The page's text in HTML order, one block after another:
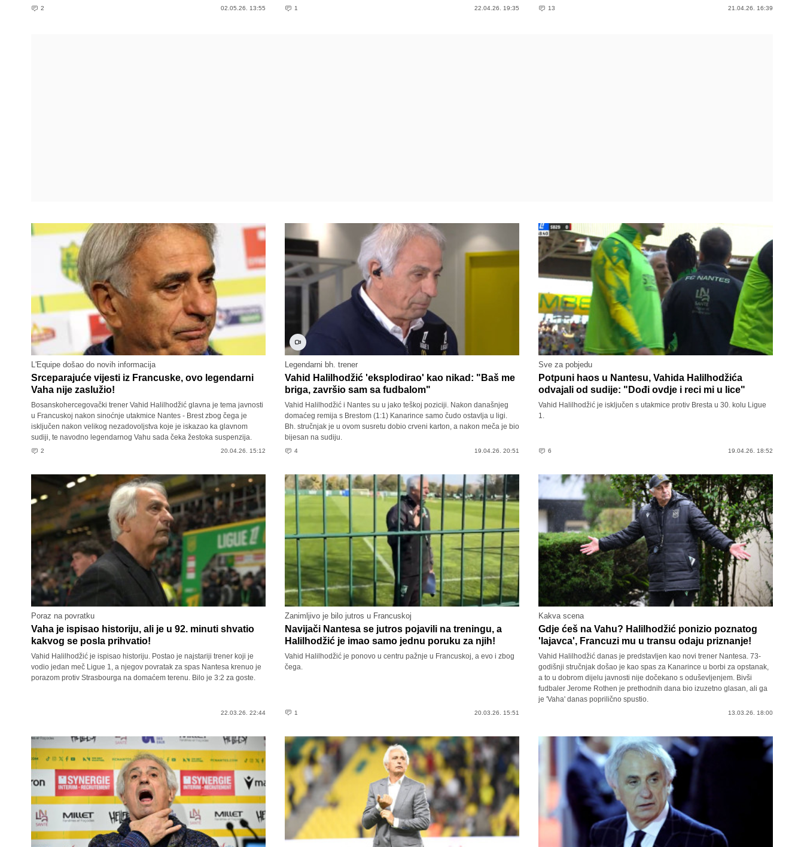
2 02.05.26. 13:55 1 22.04.26. 19:35 13 21.04.26. 16:39
L'Equipe došao do novih informacija
Srceparajuće vijesti iz Francuske, ovo legendarni
Vaha nije zaslužio!
Bosanskohercegovački trener Vahid Halilhodžić glavna je tema javnosti
u Francuskoj nakon sinoćnje utakmice Nantes - Brest zbog čega je
isključen nakon velikog nezadovoljstva koje je iskazao ka glavnom
sudiji, te navodno legendarnog Vahu sada čeka žestoka suspenzija.
2 20.04.26. 15:12
Legendarni bh. trener
Vahid Halilhodžić 'eksplodirao' kao nikad: "Baš me
briga, završio sam sa fudbalom"
Vahid Halilhodžić i Nantes su u jako teškoj poziciji. Nakon današnjeg
domaćeg remija s Brestom (1:1) Kanarince samo čudo ostavlja u ligi.
Bh. stručnjak je u ovom susretu dobio crveni karton, a nakon meča je bio
bijesan na sudiju.
4 19.04.26. 20:51
Sve za pobjedu
Potpuni haos u Nantesu, Vahida Halilhodžića
odvajali od sudije: "Dođi ovdje i reci mi u lice"
Vahid Halilhodžić je isključen s utakmice protiv Bresta u 30. kolu Ligue
1.
6 19.04.26. 18:52
Poraz na povratku
Vaha je ispisao historiju, ali je u 92. minuti shvatio
kakvog se posla prihvatio!
Vahid Halilhodžić je ispisao historiju. Postao je najstariji trener koji je
vodio jedan meč Ligue 1, a njegov povratak za spas Nantesa krenuo je
porazom protiv Strasbourga na domaćem terenu. Bilo je 3:2 za goste.
22.03.26. 22:44
Zanimljivo je bilo jutros u Francuskoj
Navijači Nantesa se jutros pojavili na treningu, a
Halilhodžić je imao samo jednu poruku za njih!
Vahid Halilhodžić je ponovo u centru pažnje u Francuskoj, a evo i zbog
čega.
1 20.03.26. 15:51
Kakva scena
Gdje ćeš na Vahu? Halilhodžić ponizio poznatog
'lajavca', Francuzi mu u transu odaju priznanje!
Vahid Halilhodžić danas je predstavljen kao novi trener Nantesa. 73-
godišnji stručnjak došao je kao spas za Kanarince u borbi za opstanak,
a to u dobrom dijelu javnosti nije dočekano s oduševljenjem. Bivši
fudbaler Jerome Rothen je prethodnih dana bio izuzetno glasan, ali ga
je 'Vaha' danas poprilično spustio.
13.03.26. 18:00